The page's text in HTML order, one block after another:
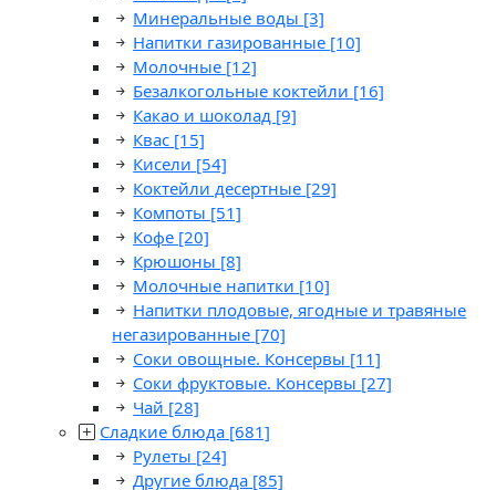
Минеральные воды [3]
Напитки газированные [10]
Молочные [12]
Безалкогольные коктейли [16]
Какао и шоколад [9]
Квас [15]
Кисели [54]
Коктейли десертные [29]
Компоты [51]
Кофе [20]
Крюшоны [8]
Молочные напитки [10]
Напитки плодовые, ягодные и травяные
негазированные [70]
Соки овощные. Консервы [11]
Соки фруктовые. Консервы [27]
Чай [28]
Сладкие блюда [681]
Рулеты [24]
Другие блюда [85]